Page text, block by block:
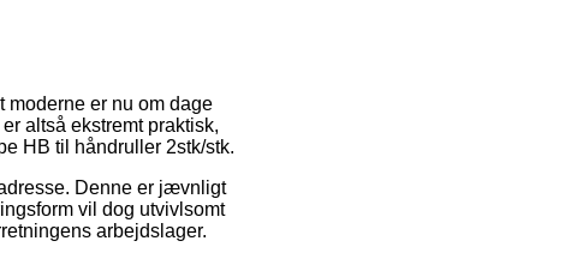
moderne er nu om dage
altså ekstremt praktisk,
HB til håndruller 2stk/stk.
Denne er jævnligt
vil dog utvivlsomt
arbejdslager.